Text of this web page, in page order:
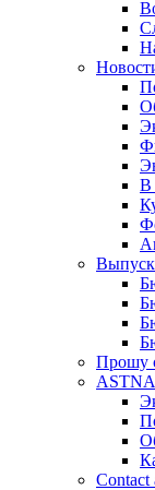
В
Прошу
ASTNA
Contact